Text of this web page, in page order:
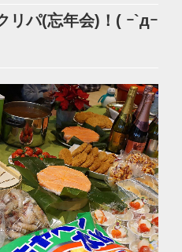
リパ(忘年会)！( ｰ`дｰ